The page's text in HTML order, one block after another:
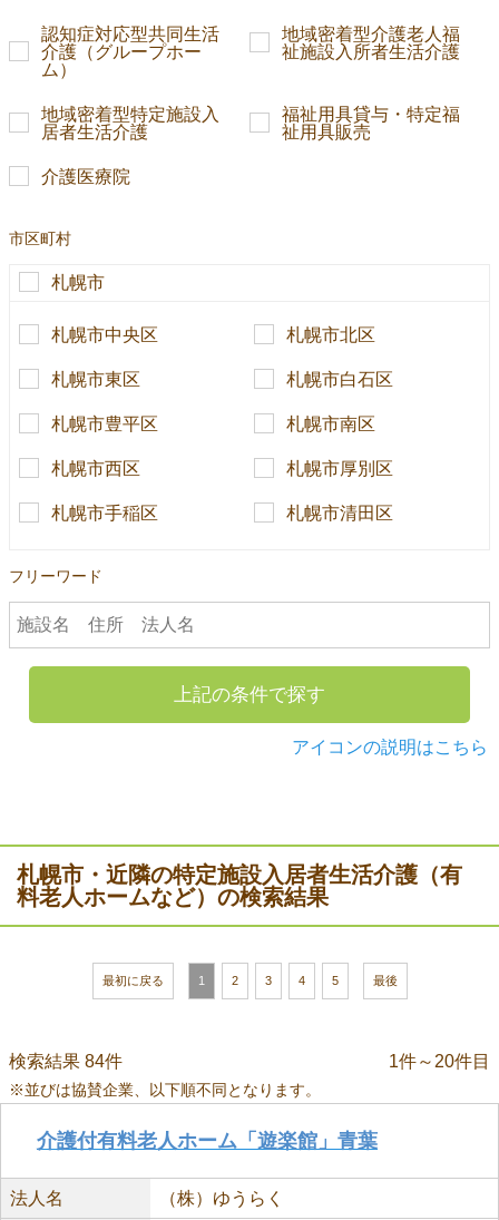
認知症対応型共同生活
介護（グループホー
ム）
地域密着型介護老人福
祉施設入所者生活介護
地域密着型特定施設入
居者生活介護
福祉用具貸与・特定福
祉用具販売
介護医療院
市区町村
札幌市
札幌市中央区 札幌市北区
札幌市東区 札幌市白石区
札幌市豊平区 札幌市南区
札幌市西区 札幌市厚別区
札幌市手稲区 札幌市清田区
フリーワード
上記の条件で探す
アイコンの説明はこちら
札幌市・近隣の特定施設入居者生活介護（有
料老人ホームなど）の検索結果
最初に戻る 1 2 3 4 5 最後
検索結果 84件 1件～20件目
※並びは協賛企業、以下順不同となります。
介護付有料老人ホーム「遊楽館」青葉
法人名 （株）ゆうらく